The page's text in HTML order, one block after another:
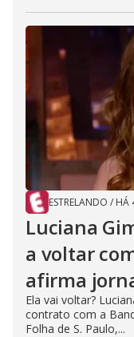
ESTRELANDO / HÁ
Luciana
a voltar
afirma
Ela vai voltar?
contrato com a
Folha de S. Paulo,...